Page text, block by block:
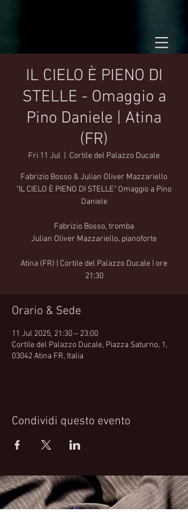
IL CIELO È PIENO DI
STELLE - Omaggio a
Pino Daniele | Atina
(FR)
Fri 11 Jul Cortile del Palazzo Ducale
Fabrizio Bosso & Julian Oliver Mazzariello
"IL CIELO È PIENO DI STELLE" Omaggio a Pino
Daniele
Fabrizio Bosso, tromba
Julian Oliver Mazzariello, pianoforte
Atina (FR) | Cortile del Palazzo Ducale | ore
21:30
Orario & Sede
11 Jul 2025, 21:30 – 23:00
Cortile del Palazzo Ducale, Piazza Saturno, 1,
03042 Atina FR, Italia
Condividi questo evento